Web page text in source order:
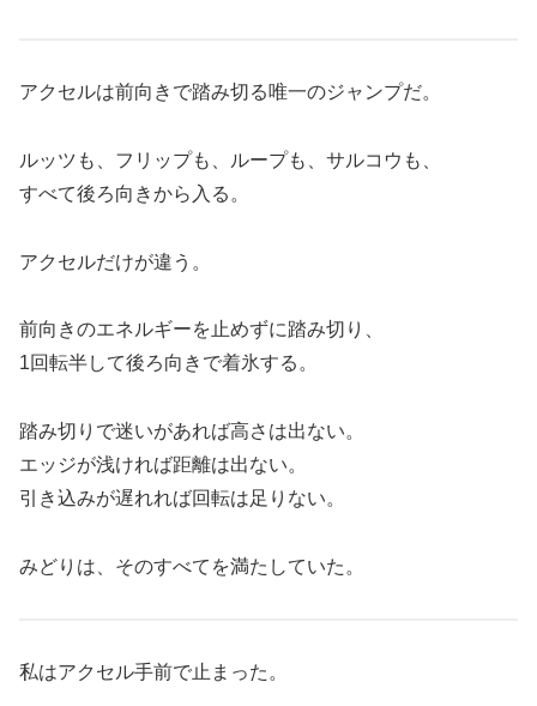
アクセルは前向きで踏み切る唯一のジャンプだ。
ルッツも、フリップも、ループも、サルコウも、
すべて後ろ向きから入る。
アクセルだけが違う。
前向きのエネルギーを止めずに踏み切り、
1回転半して後ろ向きで着氷する。
踏み切りで迷いがあれば高さは出ない。
エッジが浅ければ距離は出ない。
引き込みが遅れれば回転は足りない。
みどりは、そのすべてを満たしていた。
私はアクセル手前で止まった。